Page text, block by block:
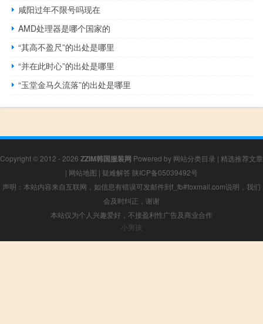
咸阳过年不限号吗现在
AMD处理器是哪个国家的
“其高不盈尺”的出处是哪里
“并在此时心”的出处是哪里
“玉堂金马久流落”的出处是哪里
Copyright © 2012 - 2026 ZZIM韩国服装网 Powered by 网站分类目录 | 精选推荐文章
| 网站地图 | 疑难解答 陕ICP备05039492号
声明：本站内容来自互联网，如信息有错误可发邮件到f_fb#foxmail.com说明，我们
会及时纠正，谢谢
本站仅为个人兴趣爱好，不接盈利性广告及商业合作
小男孩